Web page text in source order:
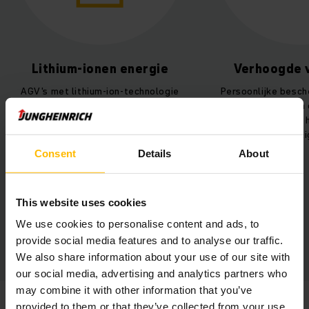
Consent Details About
This website uses cookies
We use cookies to personalise content and ads, to
provide social media features and to analyse our traffic.
We also share information about your use of our site with
our social media, advertising and analytics partners who
may combine it with other information that you’ve
provided to them or that they’ve collected from your use
Lithium-ionen energie
AGV's met lithium-ion-technologie
opladen voor maximale
beschikbaarheid.
Verhoogde
Persoonlijke
en scannen
bochten voor een